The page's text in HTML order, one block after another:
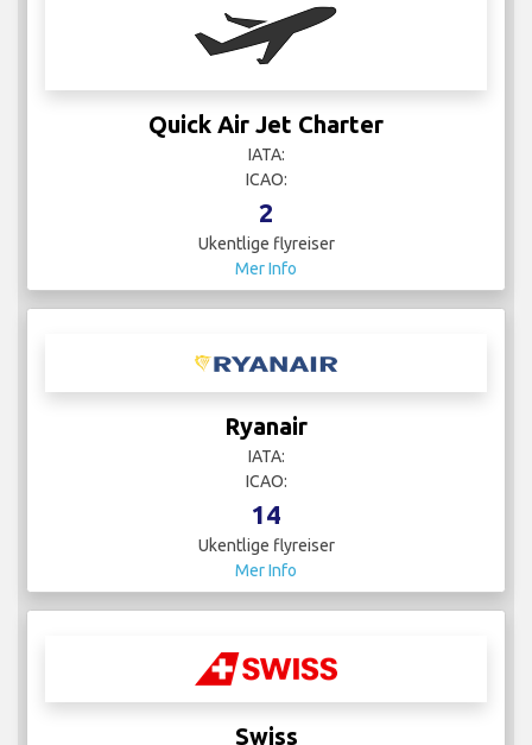
Quick Air Jet Charter
IATA:
ICAO:
2
Ukentlige flyreiser
Mer Info
Ryanair
IATA:
ICAO:
14
Ukentlige flyreiser
Mer Info
Swiss